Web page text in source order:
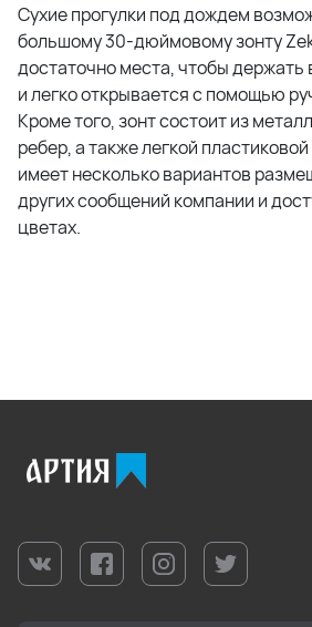
Сухие прогулки под дождем
большому 30-дюймовому зонту
достаточно места, чтобы держать
и легко открывается с помощью
Кроме того, зонт состоит из
ребер, а также легкой
имеет несколько вариантов
других сообщений компании и
цветах.